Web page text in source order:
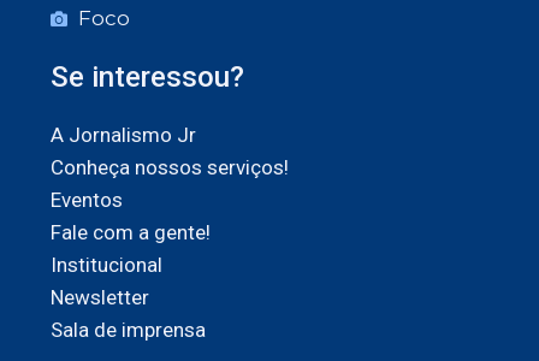
Foco
Se interessou?
A Jornalismo Jr
Conheça nossos serviços!
Eventos
Fale com a gente!
Institucional
Newsletter
Sala de imprensa